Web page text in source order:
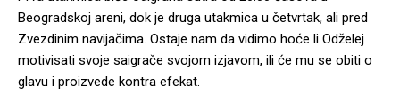
Beogradskoj areni, dok je druga utakmica u četvrtak, ali pred
Zvezdinim navijačima. Ostaje nam da vidimo hoće li Odželej
motivisati svoje saigrače svojom izjavom, ili će mu se obiti o
glavu i proizvede kontra efekat.